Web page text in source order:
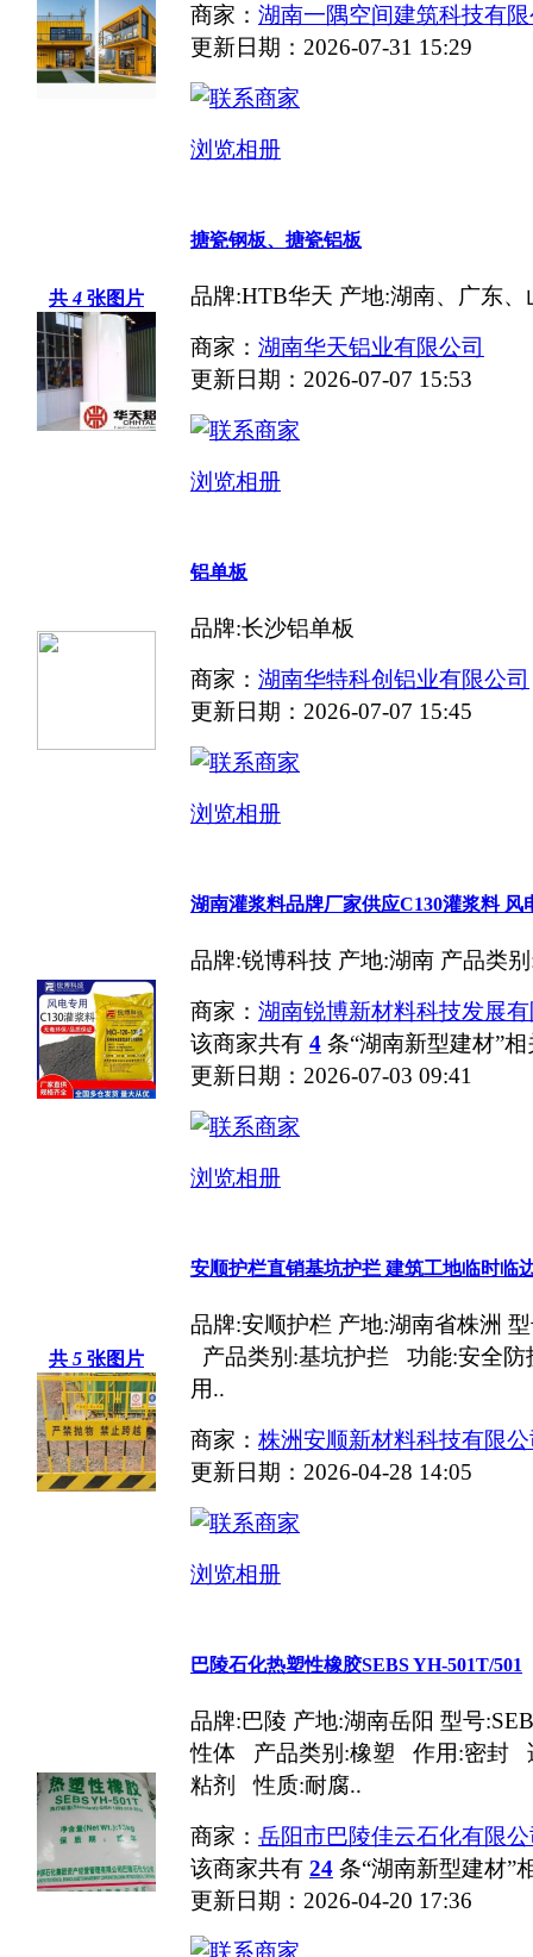
商家： 湖南一隅空间建筑科技有
更新日期：2026-07-31 15:29
浏览相册
共4 张图片
搪瓷钢板、搪瓷铝板
品牌:HTB华天 产地:湖南、广东
商家： 湖南华天铝业有限公司
更新日期：2026-07-07 15:53
浏览相册
铝单板
品牌:长沙铝单板
商家： 湖南华特科创铝业有限公司
更新日期：2026-07-07 15:45
浏览相册
湖南灌浆料品牌厂家供应C130灌浆料 风
品牌:锐博科技 产地:湖南 产品类
商家： 湖南锐博新材料科技发展
该商家共有 4 条“湖南新型建材”
更新日期：2026-07-03 09:41
浏览相册
共 5 张图片
安顺护栏直销基坑护拦 建筑工地临时临
品牌:安顺护栏 产地:湖南省株洲
产品类别:基坑护拦 功能:安全
用..
商家： 株洲安顺新材料科技有限
更新日期：2026-04-28 14:05
浏览相册
巴陵石化热塑性橡胶SEBS YH-501T/501
品牌:巴陵 产地:湖南岳阳 型号
性体 产品类别:橡塑 作用:密封
粘剂 性质:耐腐..
商家： 岳阳市巴陵佳云石化有限
该商家共有 24 条“湖南新型建材”
更新日期：2026-04-20 17:36